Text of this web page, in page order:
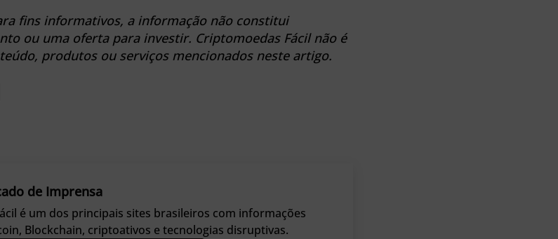
fins informativos, a informação não constitui
ou uma oferta para investir. Criptomoedas Fácil não é
produtos ou serviços mencionados neste artigo.
de Imprensa
é um dos principais sites brasileiros com informações
Blockchain, criptoativos e tecnologias disruptivas.